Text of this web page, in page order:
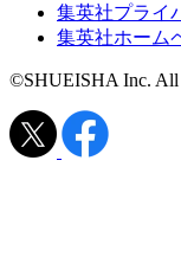
集英社プライ
集英社ホーム
©SHUEISHA Inc. All